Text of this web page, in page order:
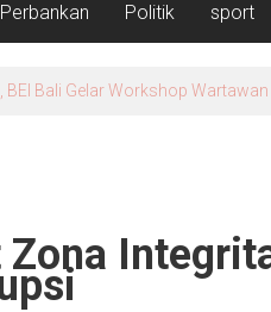
Perbankan Politik sport
Bali Gelar Workshop Wartawan
Zona